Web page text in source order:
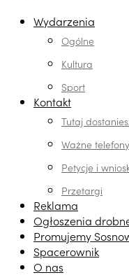
Wydarzenia
Ogólne
Kultura
Sport
Kontakt
Tutaj
Ważne
Petycje i
Przetargi
Reklama
Ogłoszenia
Promujemy
Spacerownik
O nas